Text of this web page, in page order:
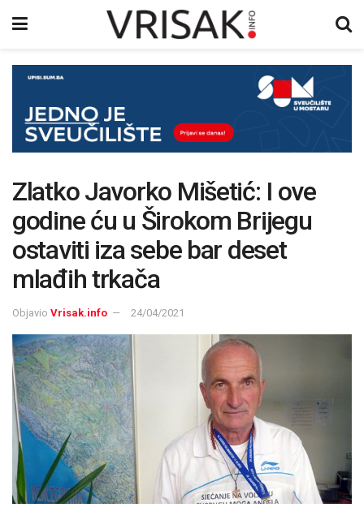
Zlatko Javorko Mišetić: I ove
godine ću u Širokom Brijegu
ostaviti iza sebe bar deset
mlađih trkača
Objavio Vrisak.info 24/04/2021